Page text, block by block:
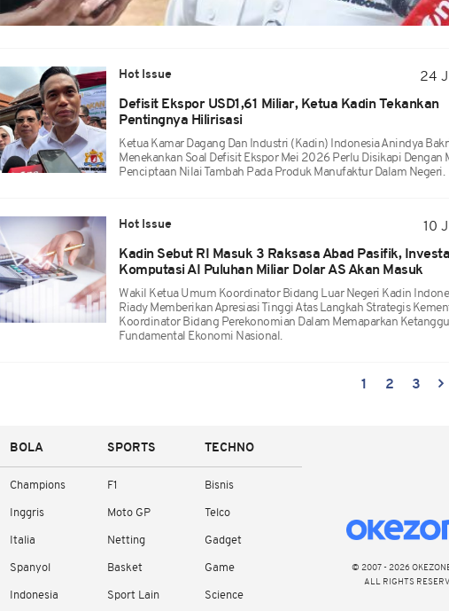
Hot Issue
24
Defisit Ekspor USD1,61 Miliar, Ketua Kadin Tekankan
Pentingnya Hilirisasi
Ketua Kamar Dagang Dan Industri (Kadin) Indonesia Anindya
Menekankan Soal Defisit Ekspor Mei 2026 Perlu Disikapi Dengan
Penciptaan Nilai Tambah Pada Produk Manufaktur Dalam Negeri.
Hot Issue
10
Kadin Sebut RI Masuk 3 Raksasa Abad Pasifik,
Komputasi AI Puluhan Miliar Dolar AS Akan Masuk
Wakil Ketua Umum Koordinator Bidang Luar Negeri Kadin
Riady Memberikan Apresiasi Tinggi Atas Langkah Strategis
Koordinator Bidang Perekonomian Dalam Memaparkan
Fundamental Ekonomi Nasional.
1 2 3
BOLA
Champions
Inggris
Italia
Spanyol
Indonesia
SPORTS
F1
Moto GP
Netting
Basket
Sport Lain
TECHNO
Bisnis
Telco
Gadget
Game
Science
© 2007 - 2026
ALL RIGHTS